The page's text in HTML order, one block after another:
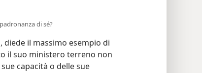
di sé?
diede il massimo esempio di
il suo ministero terreno non
capacità o delle sue